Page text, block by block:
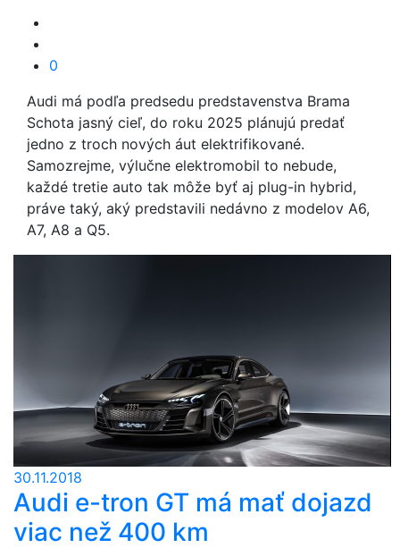
0
Audi má podľa predsedu predstavenstva Brama
Schota jasný cieľ, do roku 2025 plánujú predať
jedno z troch nových áut elektrifikované.
Samozrejme, výlučne elektromobil to nebude,
každé tretie auto tak môže byť aj plug-in hybrid,
práve taký, aký predstavili nedávno z modelov A6,
A7, A8 a Q5.
30.11.2018
Audi e-tron GT má mať dojazd
viac než 400 km